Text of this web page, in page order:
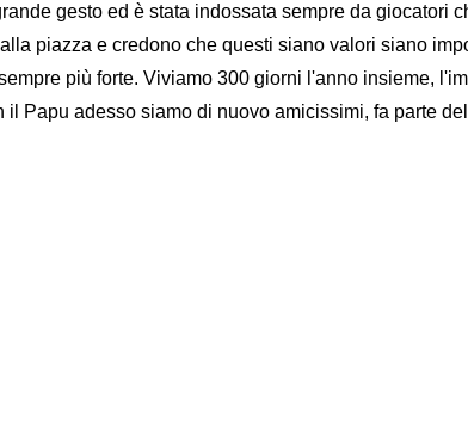
gesto ed è stata indossata sempre da giocatori
piazza e credono che questi siano valori siano
più forte. Viviamo 300 giorni l'anno insieme,
il Papu adesso siamo di nuovo amicissimi, fa parte